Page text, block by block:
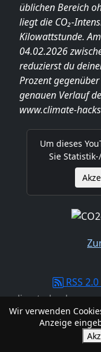
üblichen Bereich
liegt die CO₂-
Kilowattstunde.
04.02.2026
reduzierst du
Prozent
genauen Verlauf
www.climate-
Um dieses
Sie
RSS
climate-
Wir verwenden
Anzeige